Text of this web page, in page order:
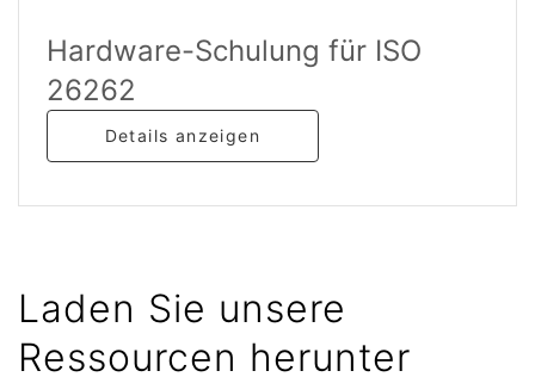
Hardware-Schulung für ISO
26262
Details anzeigen
Laden Sie unsere
Ressourcen herunter